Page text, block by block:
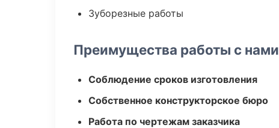
Зуборезные работы
Преимущества работы с нами
Соблюдение сроков изготовления
Собственное конструкторское бюро
Работа по чертежам заказчика